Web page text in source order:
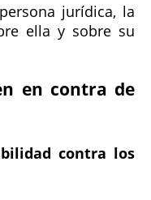
jurídica, la
ella y sobre su
en contra de
contra los